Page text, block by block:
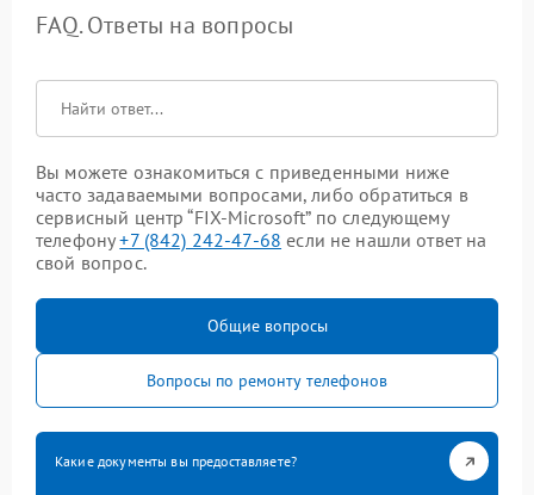
FAQ. Ответы на вопросы
Вы можете ознакомиться с приведенными ниже
часто задаваемыми вопросами, либо обратиться в
сервисный центр “FIX-Microsoft” по следующему
телефону+7 (842) 242-47-68 если не нашли ответ на
свой вопрос.
Общие вопросы
Вопросы по ремонту телефонов
Какие документы вы предоставляете?